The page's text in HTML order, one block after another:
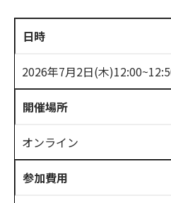
日時
2026年7月2日(木
開催場所
オンライン
参加費用